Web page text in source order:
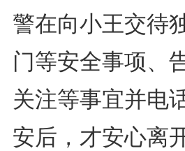
警在向小王交待
门等安全事项、
关注等事宜并电
安后，才安心离